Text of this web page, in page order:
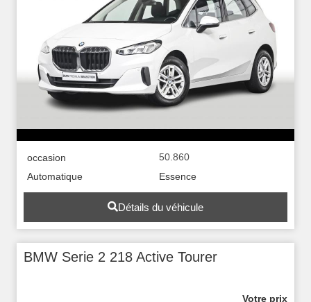
occasion
50.860
Automatique
Essence
Détails du véhicule
BMW Serie 2 218 Active Tourer